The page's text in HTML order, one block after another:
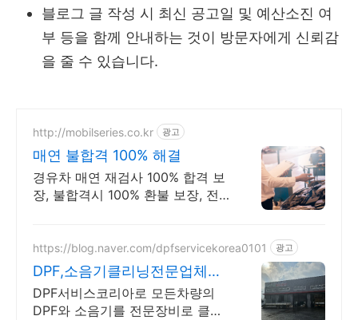
블로그 글 작성 시 최신 공고일 및 예산소진 여
부 등을 함께 안내하는 것이 방문자에게 신뢰감
을 줄 수 있습니다.
http://mobilseries.co.kr 광고
매연 불합격 100% 해결
경유차 매연 재검사 100% 합격 보
장, 불합격시 100% 환불 보장, 전
https://blog.naver.com/dpfservicekorea0101 광고
DPF,소음기클리닝전문업체
DOC DPF SCR전문수리
DPF서비스코리아로 모든차량의
DPF와 소음기를 전문장비로 클리